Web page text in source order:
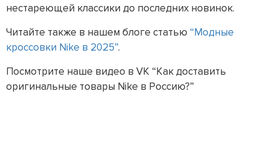
нестареющей классики до последних новинок.
Читайте также в нашем блоге статью “Модные
кроссовки Nike в 2025”.
Посмотрите наше видео в VK “Как доставить
оригинальные товары Nike в Россию?”